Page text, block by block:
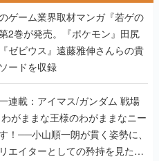
ゲーム業界取材マンガ『若ゲの
2巻が発売。『ポケモン』田尻
ゼビウス』遠藤雅伸さんらの貴
ードを収録
連載：アイマス/ガンダム 戦場
がままな王様のわがままなニー
！──小山順一朗が貫く姿勢に、
エイターとしての矜持を見た